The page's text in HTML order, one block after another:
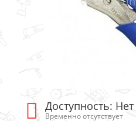
Доступность:
Временно отсутствует